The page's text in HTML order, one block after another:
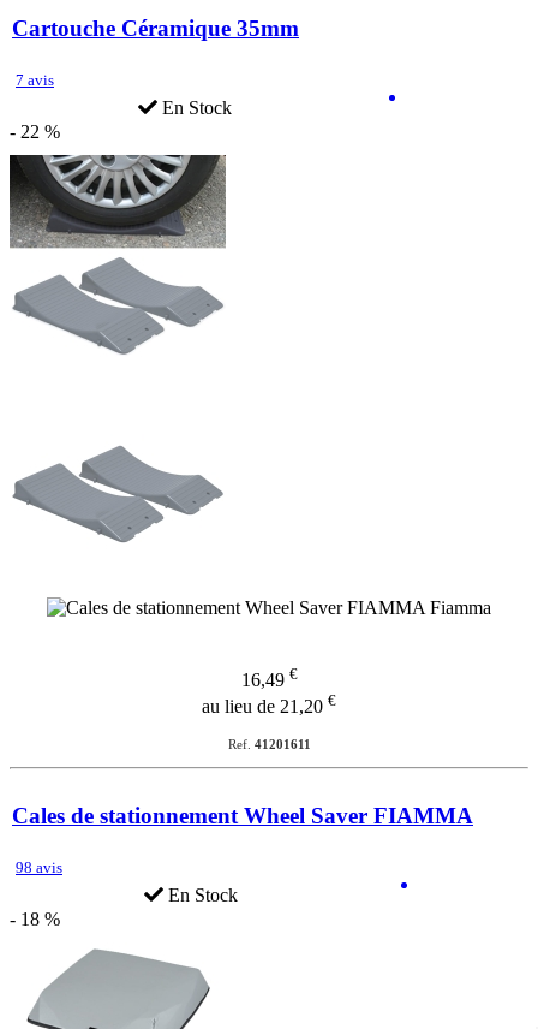
Cartouche Céramique 35mm
7 avis
En Stock
- 22 %
16,49 €
au lieu de 21,20 €
Ref. 41201611
Cales de stationnement Wheel Saver FIAMMA
98 avis
En Stock
- 18 %